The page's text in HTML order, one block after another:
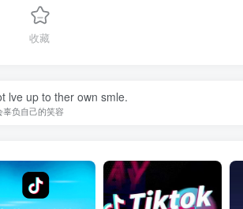
收藏
lve up to ther own smle.
负自己的笑容